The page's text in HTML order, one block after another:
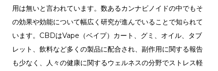
用は無いと言われています。数あるカンナビノイドの中でもそ
の効果や効能について幅広く研究が進んでいることで知られて
います。CBDはVape（ベイプ）カート、グミ、オイル、タブ
レット、飲料など多くの製品に配合され、副作用に関する報告
も少なく、人々の健康に関するウェルネスの分野でストレス軽